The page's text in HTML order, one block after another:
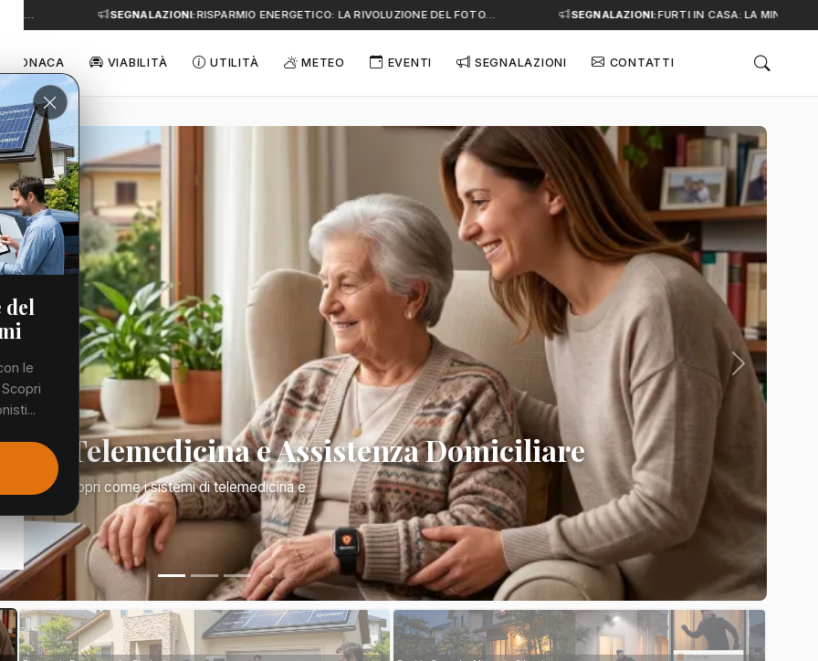
SEGNALAZIONI:RISPARMIO ENERGETICO: LA RIVOLUZIONE DEL FOTO… SEGNALAZIONI:FURTI IN CASA: LA MINACCIA
CRONACA VIABILITÀ UTILITÀ METEO EVENTI SEGNALAZIONI CONTATTI
del
le
Telemedicina e Assistenza Domiciliare
di tutto. Scopri come i sistemi di telemedicina e
Successivo